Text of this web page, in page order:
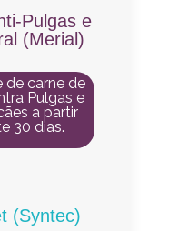
Pulgas e
(Merial)
de carne de
Pulgas e
a partir
30 dias.
(Syntec)